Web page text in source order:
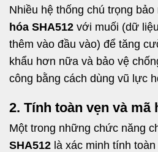
Nhiều hệ thống chú trọng
hóa SHA512 với muối (dữ
thêm vào đầu vào) để tăng
khẩu hơn nữa và bảo vệ
công bằng cách dùng vũ lực
2. Tính toàn vẹn và mã
Một trong những chức năng
SHA512 là xác minh tính